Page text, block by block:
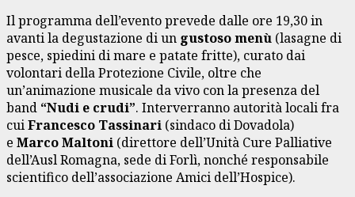
Il programma dell’evento prevede dalle ore 19,30 in
avanti la degustazione di un gustoso menù (lasagne di
pesce, spiedini di mare e patate fritte), curato dai
volontari della Protezione Civile, oltre che
un’animazione musicale da vivo con la presenza del
band “Nudi e crudi”. Interverranno autorità locali fra
cuiFrancesco Tassinari (sindaco di Dovadola)
e Marco Maltoni (direttore dell’Unità Cure Palliative
dell’Ausl Romagna, sede di Forlì, nonché responsabile
scientifico dell’associazione Amici dell’Hospice).